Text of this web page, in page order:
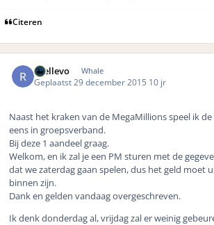
Citeren
rhellevo Whale
Geplaatst 29 december 2015 10 jr
Naast het kraken van de MegaMillions speel ik
eens in groepsverband.
Bij deze 1 aandeel graag.
Welkom, en ik zal je een PM sturen met de
dat we zaterdag gaan spelen, dus het geld moet
binnen zijn.
Dank en gelden vandaag overgeschreven.
Ik denk donderdag al, vrijdag zal er weinig